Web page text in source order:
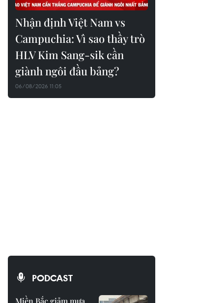
Nhận định Việt Nam vs
Campuchia: Vì sao thầy trò
HLV Kim Sang-sik cần
giành ngôi đầu bảng?
06/08/2026 11:05
PODCAST
Miền Bắc giảm mưa